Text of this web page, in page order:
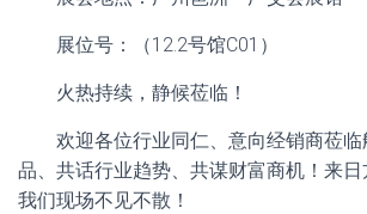
展位号：（12.2号馆C01）
火热持续，静候莅临！
欢迎各位行业同仁、意向经销商莅
品、共话行业趋势、共谋财富商机！来日
我们现场不见不散！